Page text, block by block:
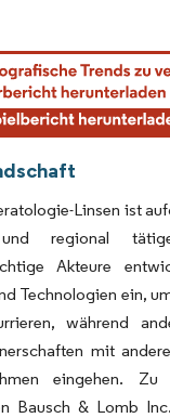
Wiederverwendung
Linsen ist
regional
Akteure
Technologien ein,
während
mit
eingehen.
Bausch & Lomb